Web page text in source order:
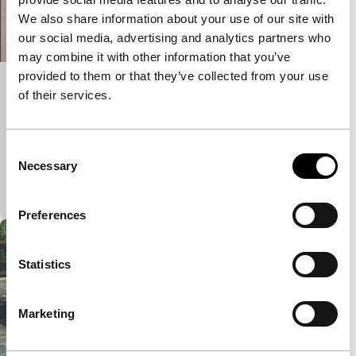
We also share information about your use of our site with
our social media, advertising and analytics partners who
may combine it with other information that you’ve
provided to them or that they’ve collected from your use
of their services.
Selection
Necessary
Preferences
Statistics
Marketing
Taxonomy (Death Stories)
Mensen poseren voor de camera. Een stem buiten
gezamenlijke werkstuk biedt de kijker een